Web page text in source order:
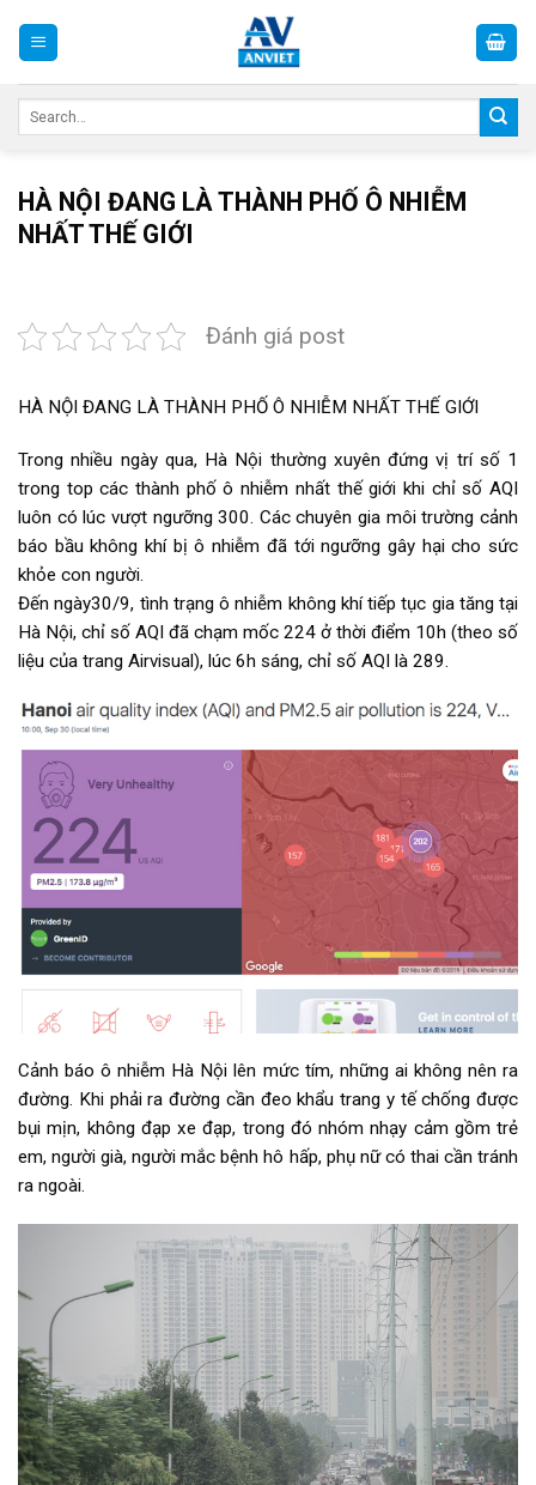
HÀ NỘI ĐANG LÀ THÀNH PHỐ Ô NHIỄM
NHẤT THẾ GIỚI
Đánh giá post
HÀ NỘI ĐANG LÀ THÀNH PHỐ Ô NHIỄM NHẤT THẾ GIỚI
Trong nhiều ngày qua, Hà Nội thường xuyên đứng vị trí số 1
trong top các thành phố ô nhiễm nhất thế giới khi chỉ số AQI
luôn có lúc vượt ngưỡng 300. Các chuyên gia môi trường cảnh
báo bầu không khí bị ô nhiễm đã tới ngưỡng gây hại cho sức
khỏe con người.
Đến ngày30/9, tình trạng ô nhiễm không khí tiếp tục gia tăng tại
Hà Nội, chỉ số AQI đã chạm mốc 224 ở thời điểm 10h (theo số
liệu của trang Airvisual), lúc 6h sáng, chỉ số AQI là 289.
Cảnh báo ô nhiễm Hà Nội lên mức tím, những ai không nên ra
đường. Khi phải ra đường cần đeo khẩu trang y tế chống được
bụi mịn, không đạp xe đạp, trong đó nhóm nhạy cảm gồm trẻ
em, người già, người mắc bệnh hô hấp, phụ nữ có thai cần tránh
ra ngoài.